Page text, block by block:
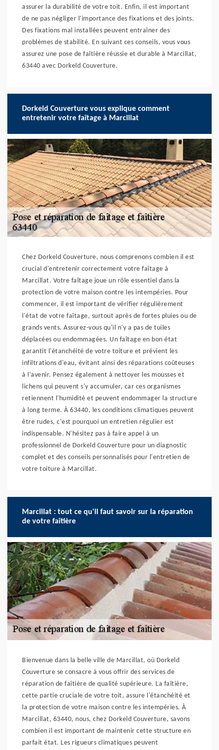
assurer la durabilité de votre toit. Enfin, il est important
de ne pas négliger l'importance des fixations et des joints.
Des fixations mal installées peuvent entraîner des
problèmes de stabilité. En suivant ces conseils, vous vous
assurez une pose de faîtière réussie et durable à Marcillat,
63440 avec Dorkeld Couverture.
Dorkeld Couverture vous explique comment
entretenir votre faîtage à Marcillat
Chez Dorkeld Couverture, nous comprenons combien il est
crucial d'entretenir correctement votre faîtage à
Marcillat. Votre faîtage joue un rôle essentiel dans la
protection de votre maison contre les intempéries. Pour
commencer, il est important de vérifier régulièrement
l'état de votre faîtage, surtout après de fortes pluies ou de
grands vents. Assurez-vous qu'il n'y a pas de tuiles
déplacées ou endommagées. Un faîtage en bon état
garantit l'étanchéité de votre toiture et prévient les
infiltrations d'eau, évitant ainsi des réparations coûteuses
à l'avenir. Pensez également à nettoyer les mousses et
lichens qui peuvent s'y accumuler, car ces organismes
retiennent l'humidité et peuvent endommager la structure
à long terme. À 63440, les conditions climatiques peuvent
être rudes, c'est pourquoi un entretien régulier est
indispensable. N'hésitez pas à faire appel à un
professionnel de Dorkeld Couverture pour un diagnostic
complet et des conseils personnalisés pour l'entretien de
votre toiture à Marcillat.
Marcillat : tout ce qu'il faut savoir sur la réparation
de votre faîtière
Bienvenue dans la belle ville de Marcillat, où Dorkeld
Couverture se consacre à vous offrir des services de
réparation de faîtière de qualité supérieure. La faîtière,
cette partie cruciale de votre toit, assure l'étanchéité et
la protection de votre maison contre les intempéries. À
Marcillat, 63440, nous, chez Dorkeld Couverture, savons
combien il est important de maintenir cette structure en
parfait état. Les rigueurs climatiques peuvent